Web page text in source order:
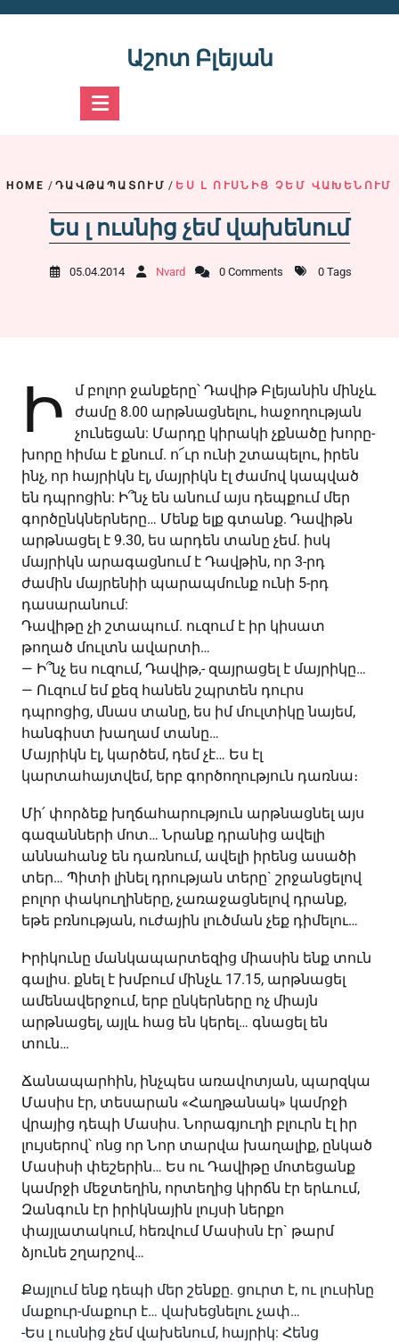
Աշոտ Բլեյան
HOME / ԴԱՎԹԱՊԱՏՈՒՄ / ԵՍ Լ ՈՒՍՆԻՑ ՉԵՄ ՎԱԽԵՆՈՒՄ
Ես լ ուսնից չեմ վախենում
05.04.2014 Nvard 0 Comments 0 Tags
Ի
մ բոլոր ջանքերը՝ Դավիթ Բլեյանին մինչև
ժամը 8.00 արթնացնելու, հաջողության
չունեցան: Մարդը կիրակի չքնածը խորը-
խորը հիմա է քնում. ո՜ւր ունի շտապելու, իրեն
ինչ, որ հայրիկն էլ, մայրիկն էլ ժամով կապված
են դպրոցին: Ի՞նչ են անում այս դեպքում մեր
գործընկներները… Մենք ելք գտանք. Դավիթն
արթնացել է 9.30, ես արդեն տանը չեմ. իսկ
մայրիկն արագացնում է Դավթին, որ 3-րդ
ժամին մայրենիի պարապմունք ունի 5-րդ
դասարանում:
Դավիթը չի շտապում. ուզում է իր կիսատ
թողած մուլտն ավարտի…
— Ի՞նչ ես ուզում, Դավիթ,- զայրացել է մայրիկը…
— Ուզում եմ քեզ հանեն շպրտեն դուրս
դպրոցից, մնաս տանը, ես իմ մուլտիկը նայեմ,
հանգիստ խաղամ տանը…
Մայրիկն էլ, կարծեմ, դեմ չէ… Ես էլ
կարտահայտվեմ, երբ գործողություն դառնա։
Մի՛ փորձեք խղճահարություն արթնացնել այս
գազանների մոտ… Նրանք դրանից ավելի
աննահանջ են դառնում, ավելի իրենց ասածի
տեր… Պիտի լինել դրության տերը` շրջանցելով
բոլոր փակուղիները, չառաջացնելով դրանք,
եթե բռնության, ուժային լուծման չեք դիմելու…
Իրիկունը մանկապարտեզից միասին ենք տուն
գալիս. քնել է խմբում մինչև 17.15, արթնացել
ամենավերջում, երբ ընկերները ոչ միայն
արթնացել, այլև հաց են կերել… գնացել են
տուն…
Ճանապարհին, ինչպես առավոտյան, պարզկա
Մասիս էր, տեսարան «Հաղթանակ» կամրջի
վրայից դեպի Մասիս. Նորագյուղի բլուրն էլ իր
լույսերով՝ ոնց որ Նոր տարվա խաղալիք, ընկած
Մասիսի փեշերին… Ես ու Դավիթը մոտեցանք
կամրջի մեջտեղին, որտեղից կիրճն էր երևում,
Զանգուն էր իրիկնային լույսի ներքո
փայլատակում, հեռվում Մասիսն էր` թարմ
ձյունե շղարշով…
Քայլում ենք դեպի մեր շենքը. ցուրտ է, ու լուսինը
մաքուր-մաքուր է… վախեցնելու չափ…
-Ես լ ուսնից չեմ վախենում, հայրիկ: Հենց